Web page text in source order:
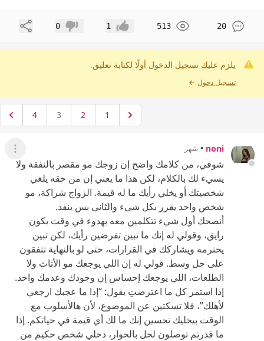
20
513 إعجاب 1 عدم إعجاب
0 مشاركة
يلزم عليك تسجيل الدخول أولًا لكتابة تعليق.
تسجيل دخول ←
1
2
3
4
noni
• شهر عرض
شوفي، من كلامك واضح إن زوجك مو مقصر بالنفقة ولا
يسيء لك بالكلام، لكن هذا ما يعني إن من حقه يلغي
شخصيتك أو يخلي رأيك ما له قيمة. الزواج شراكة، مو
شخص واحد يقرر بكل شيء والثاني بس ينفذ.
أنصحك أول شيء تتكلمين معه بهدوء في وقت يكون
رايق، وقولي له إنك ما تبين تفرضين رأيك، لكن تبين
يحترمه ويشاركك في القرارات، حتى لو بالنهاية تتفقون
على حل وسط. قولي له إن اللي يوجعك مو الأثاث ولا
الطلعات، اللي يوجعك إحساس إن وجودك وعدمك واحد.
إذا استمر كل ما اعترضتِ يقول: “إذا ما عجبك ارجعي
لأهلك”، فلا تسكتين عن الموضوع، لأن هالأسلوب مع
الوقت بيخليك تحسين إنك ما لك أي قيمة في حياتكم. إذا
ما قدرتم توصلون لحل بالحوار، دخلي شخص حكيم من